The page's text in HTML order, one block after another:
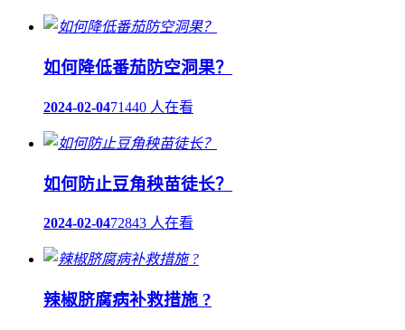
如何降低番茄防空洞果？
2024-02-0471440 人在看
如何防止豆角秧苗徒长？
2024-02-0472843 人在看
辣椒脐腐病补救措施 ?